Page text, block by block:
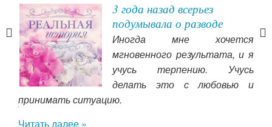
3 года назад всерьез
подумывала о разводе
Иногда мне хочется
мгновенного результата, и я
учусь терпению. Учусь
делать это с любовью и
принимать ситуацию.
Читать далее »